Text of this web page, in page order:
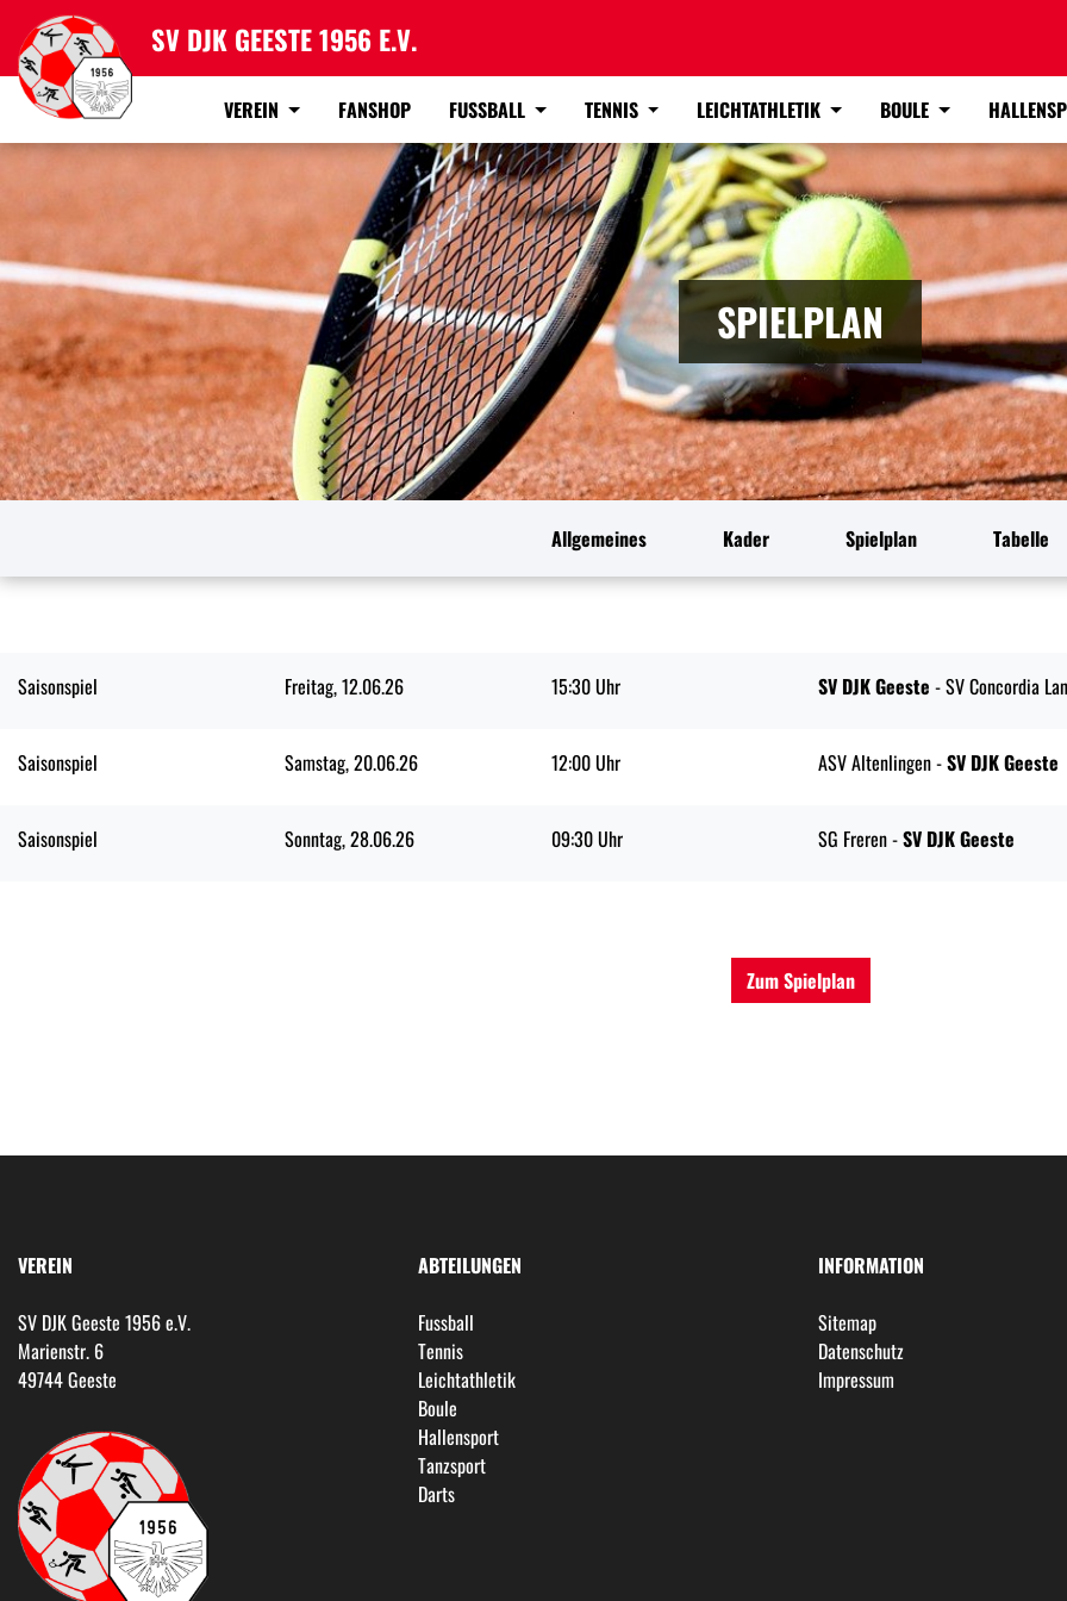
SV DJK GEESTE 1956 E.V.
VEREIN FANSHOP FUSSBALL TENNIS LEICHTATHLETIK BOULE
SPIELPLAN
Allgemeines Kader Spielplan Tabelle
Saisonspiel Freitag, 12.06.26 15:30 Uhr SV DJK Geeste - SV Concordia
Saisonspiel Samstag, 20.06.26 12:00 Uhr ASV Altenlingen -SV DJK Geeste
Saisonspiel Sonntag, 28.06.26 09:30 Uhr SG Freren -SV DJK Geeste
Zum Spielplan
VEREIN
SV DJK Geeste 1956 e.V.
Marienstr. 6
49744 Geeste
ABTEILUNGEN
Fussball
Tennis
Leichtathletik
Boule
Hallensport
Tanzsport
Darts
INFORMATION
Sitemap
Datenschutz
Impressum